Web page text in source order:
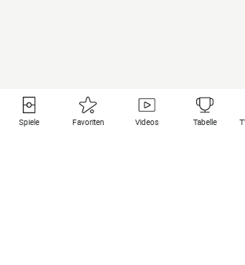
Spiele Favoriten Videos Tabelle